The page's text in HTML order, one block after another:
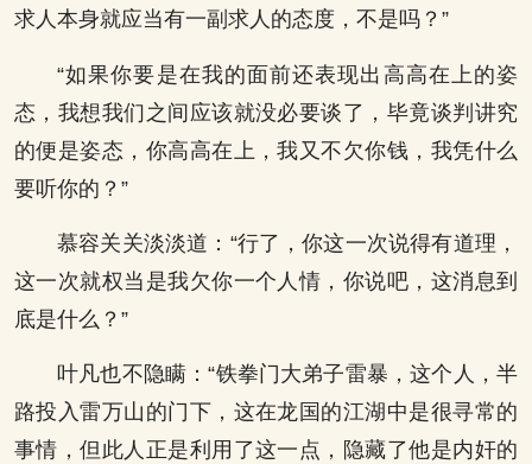
求人本身就应当有一副求人的态度，不是吗？”
“如果你要是在我的面前还表现出高高在上的姿
态，我想我们之间应该就没必要谈了，毕竟谈判讲究
的便是姿态，你高高在上，我又不欠你钱，我凭什么
要听你的？”
慕容关关淡淡道：“行了，你这一次说得有道理，
这一次就权当是我欠你一个人情，你说吧，这消息到
底是什么？”
叶凡也不隐瞒：“铁拳门大弟子雷暴，这个人，半
路投入雷万山的门下，这在龙国的江湖中是很寻常的
事情，但此人正是利用了这一点，隐藏了他是内奸的